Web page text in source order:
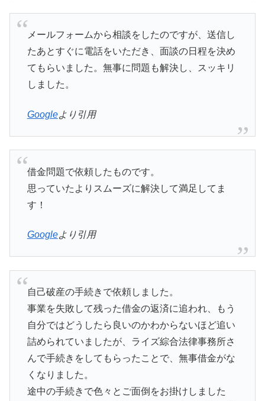
メールフォームから相談をしたのですが、送信し
たあとすぐに電話をいただき、面談の日程を決め
てもらいました。無事に問題も解決し、スッキリ
しました。
Googleより引用
借金問題で依頼したものです。
思っていたよりスムーズに解決して満足してま
す！
Googleより引用
自己破産の手続きで依頼しました。
事業を失敗して残った借金の返済に追われ、もう
自分ではどうしたら良いのかわからないほど追い
詰められていましたが、ライズ綜合法律事務所さ
んで手続きをしてもらったことで、無事借金がな
くなりました。
途中の手続きで色々とご面倒をお掛けしました